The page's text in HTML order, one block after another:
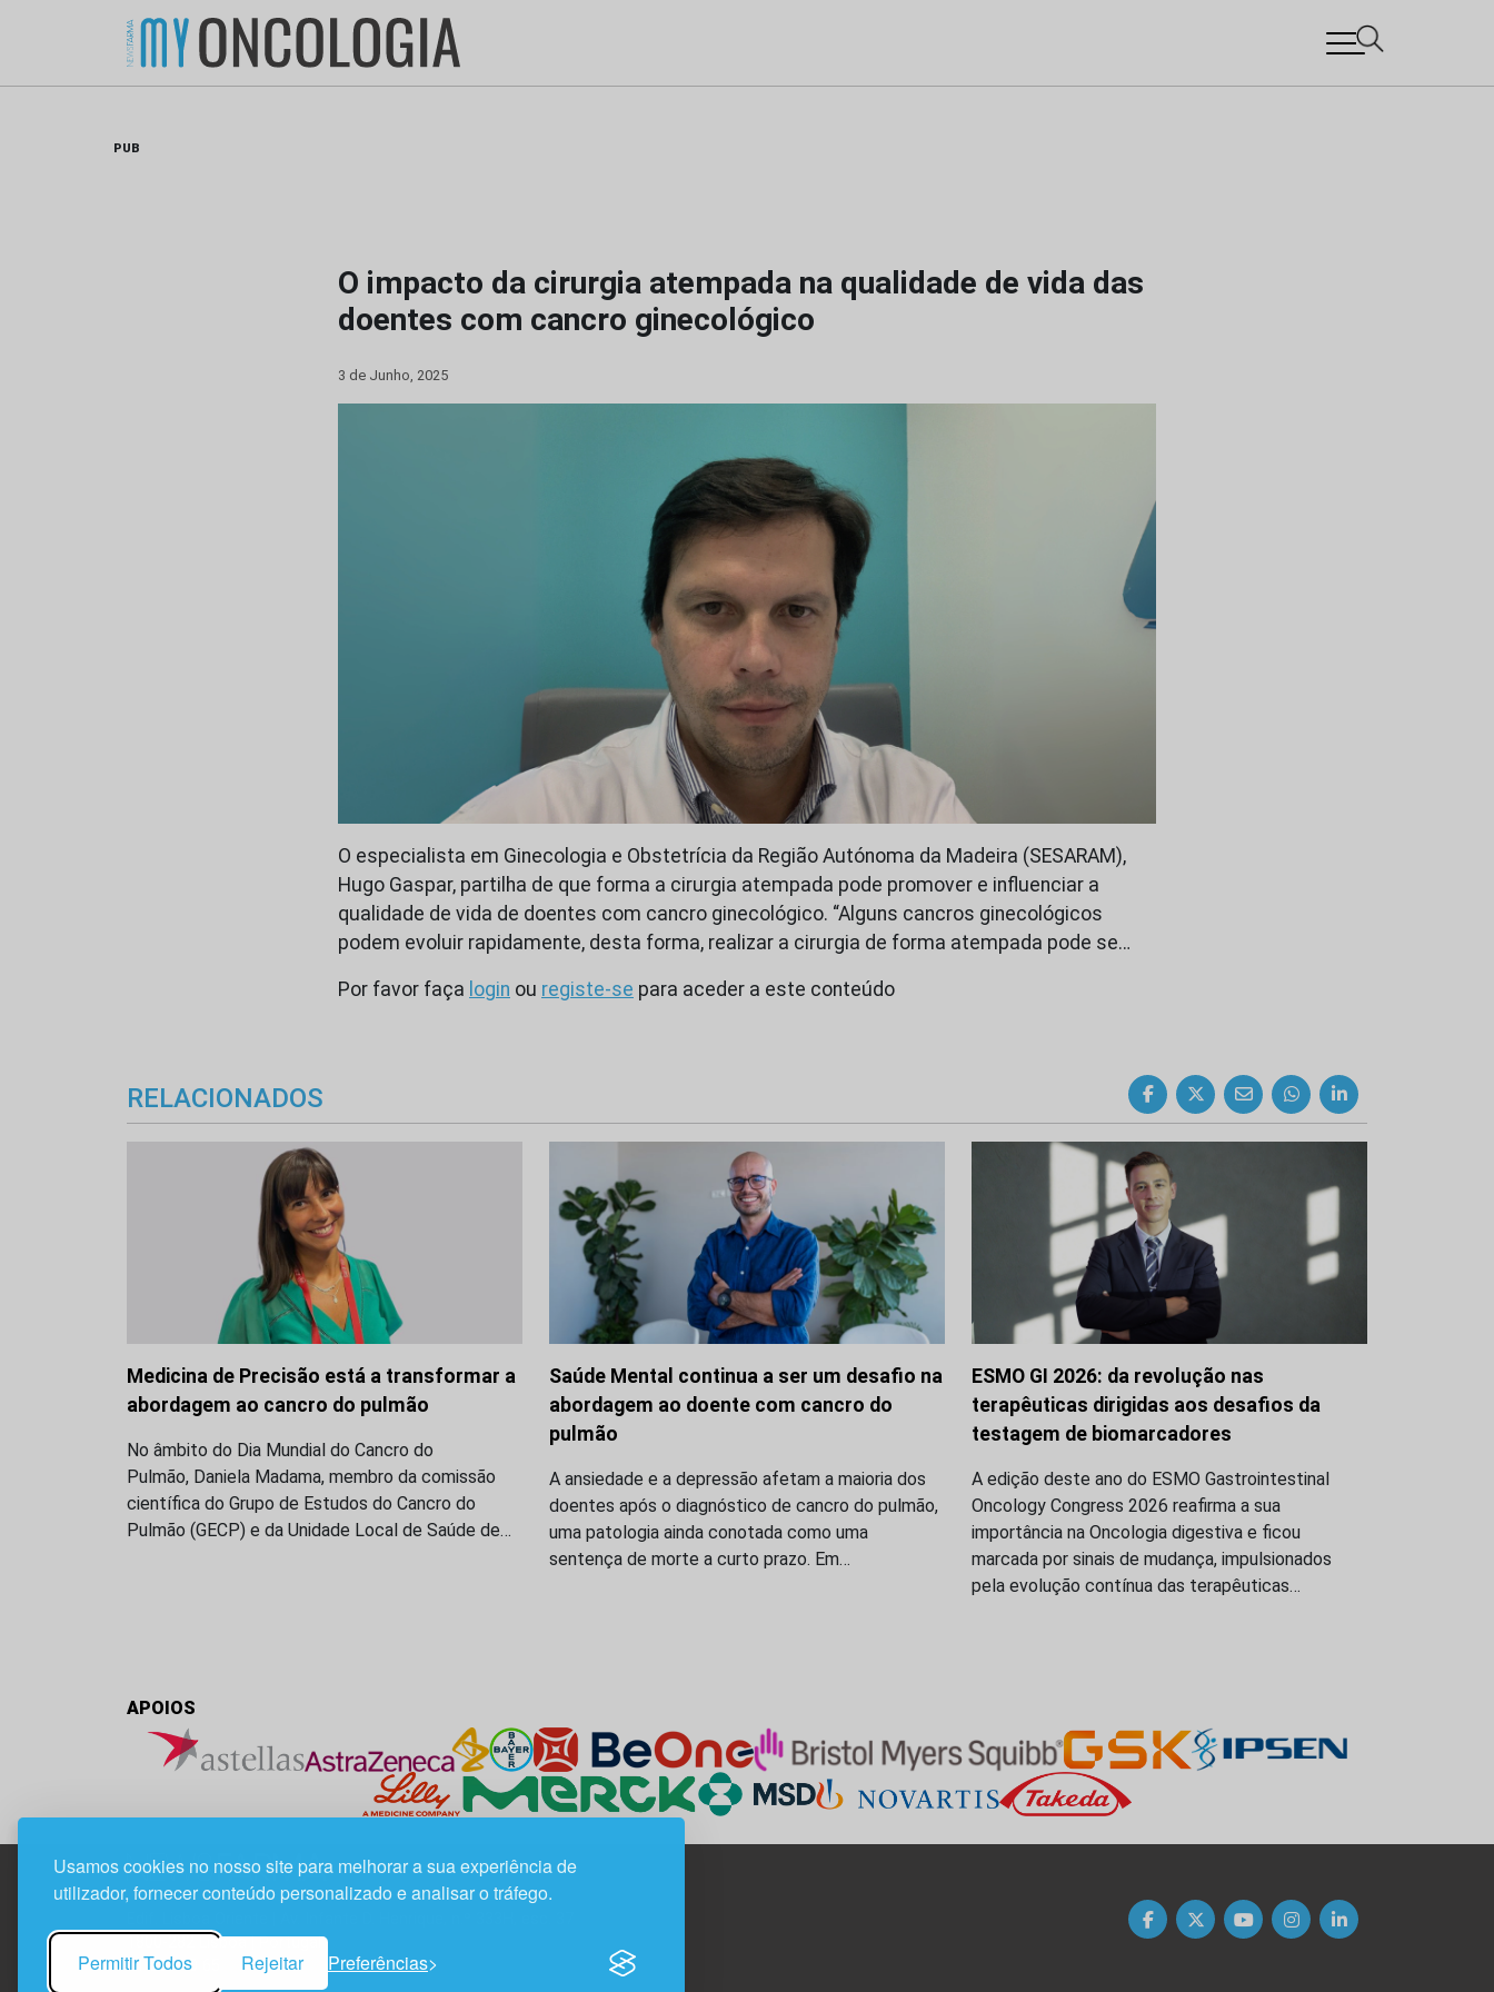
Usamos cookies no nosso site para melhorar a sua experiência de
utilizador, fornecer conteúdo personalizado e analisar o tráfego.
Permitir Todos Rejeitar Preferências
PUB
O impacto da cirurgia atempada na qualidade de vida das
doentes com cancro ginecológico
3 de Junho, 2025
O especialista em Ginecologia e Obstetrícia da Região Autónoma da Madeira (SESARAM),
Hugo Gaspar, partilha de que forma a cirurgia atempada pode promover e influenciar a
qualidade de vida de doentes com cancro ginecológico. “Alguns cancros ginecológicos
podem evoluir rapidamente, desta forma, realizar a cirurgia de forma atempada pode se…
Por favor faça login ou registe-se para aceder a este conteúdo
RELACIONADOS
Medicina de Precisão está a transformar a
abordagem ao cancro do pulmão
No âmbito do Dia Mundial do Cancro do
Pulmão, Daniela Madama, membro da comissão
científica do Grupo de Estudos do Cancro do
Pulmão (GECP) e da Unidade Local de Saúde de…
Saúde Mental continua a ser um desafio na
abordagem ao doente com cancro do
pulmão
A ansiedade e a depressão afetam a maioria dos
doentes após o diagnóstico de cancro do pulmão,
uma patologia ainda conotada como uma
sentença de morte a curto prazo. Em…
ESMO GI 2026: da revolução nas
terapêuticas dirigidas aos desafios da
testagem de biomarcadores
A edição deste ano do ESMO Gastrointestinal
Oncology Congress 2026 reafirma a sua
importância na Oncologia digestiva e ficou
marcada por sinais de mudança, impulsionados
pela evolução contínua das terapêuticas…
APOIOS
1800-282 Lisboa | Portugal
21 850 40 65